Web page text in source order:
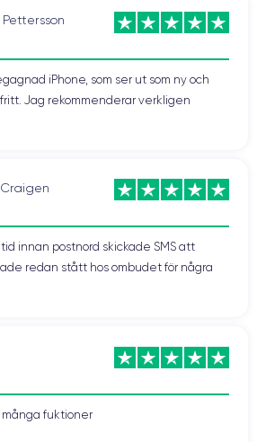
iPhone, som ser ut som ny och
Jag rekommenderar verkligen
innan postnord skickade SMS att
redan stått hos ombudet för några
många fuktioner